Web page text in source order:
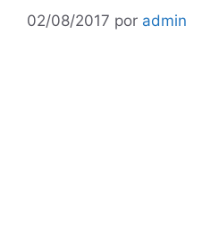
02/08/2017 por admin